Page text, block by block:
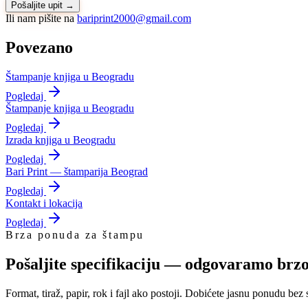
Pošaljite upit →
Ili nam pišite na bariprint2000@gmail.com
Povezano
Štampanje knjiga u Beogradu
Pogledaj
Štampanje knjiga u Beogradu
Pogledaj
Izrada knjiga u Beogradu
Pogledaj
Bari Print — štamparija Beograd
Pogledaj
Kontakt i lokacija
Pogledaj
Brza ponuda za štampu
Pošaljite specifikaciju — odgovaramo brzo
Format, tiraž, papir, rok i fajl ako postoji. Dobićete jasnu ponudu bez